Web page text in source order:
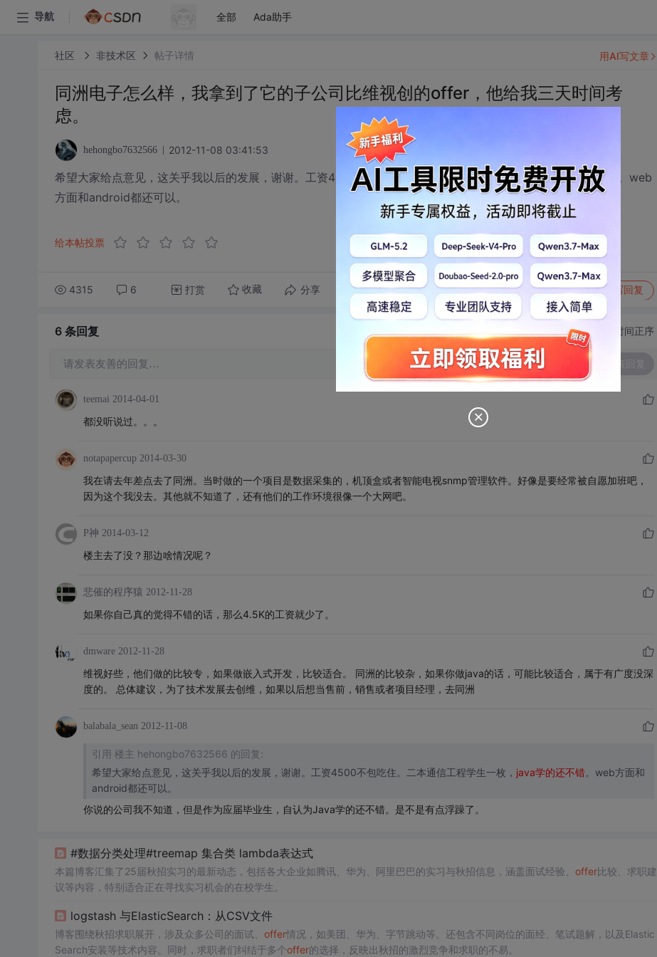
导航 全部 Ada助手
社区 非技术区 帖子详情
同洲电子怎么样，我拿到了它的子公司比维视创的offer，他给我三天时间考
虑。
hehongbo7632566 2012-11-08 03:41:53
希望大家给点意见，这关乎我以后的发展，谢谢。工资4500不包吃住。二本通信工程学生一枚，java学的还不错。web
方面和android都还可以。
给本帖投票
4315 6 打赏 收藏 分享 转发到动态 举报 写回复
用AI写文章
6 条回复 切换为时间正序
请发表友善的回复…
teemai 2014-04-01
都没听说过。。。
notapapercup 2014-03-30
我在请去年差点去了同洲。当时做的一个项目是数据采集的，机顶盒或者智能电视snmp管理软件。好像是要经常被自愿加班吧，
因为这个我没去。其他就不知道了，还有他们的工作环境很像一个大网吧。
P神 2014-03-12
楼主去了没？那边啥情况呢？
悲催的程序猿 2012-11-28
如果你自己真的觉得不错的话，那么4.5K的工资就少了。
dmware 2012-11-28
维视好些，他们做的比较专，如果做嵌入式开发，比较适合。 同洲的比较杂，如果你做java的话，可能比较适合，属于有广度没深
度的。 总体建议，为了技术发展去创维，如果以后想当售前，销售或者项目经理，去同洲
balabala_sean 2012-11-08
引用 楼主 hehongbo7632566 的回复:
希望大家给点意见，这关乎我以后的发展，谢谢。工资4500不包吃住。二本通信工程学生一枚， java学的还不错。web方面和
android都还可以。
你说的公司我不知道，但是作为应届毕业生，自认为Java学的还不错。是不是有点浮躁了。
#数据分类处理#treemap 集合类 lambda表达式
本篇博客汇集了25届秋招实习的最新动态，包括各大企业如腾讯、华为、阿里巴巴的实习与秋招信息，涵盖面试经验、 offer比较、求职建
议等内容，特别适合正在寻找实习机会的在校学生。
logstash 与ElasticSearch：从CSV文件
博客围绕秋招求职展开，涉及众多公司的面试、 offer情况，如美团、华为、字节跳动等。还包含不同岗位的面经、笔试题解，以及Elastic
Search安装等技术内容。同时，求职者们纠结于多个offer的选择，反映出秋招的激烈竞争和求职的不易。